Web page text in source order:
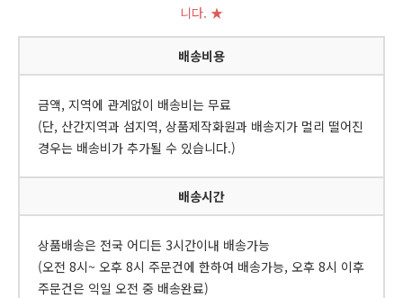
니다. ★
배송비용
금액, 지역에 관계없이 배송비는 무료
(단, 산간지역과 섬지역, 상품제작화원과 배송지가 멀리 떨어진
경우는 배송비가 추가될 수 있습니다.)
배송시간
상품배송은 전국 어디든 3시간이내 배송가능
(오전 8시~ 오후 8시 주문건에 한하여 배송가능, 오후 8시 이후
주문건은 익일 오전 중 배송완료)